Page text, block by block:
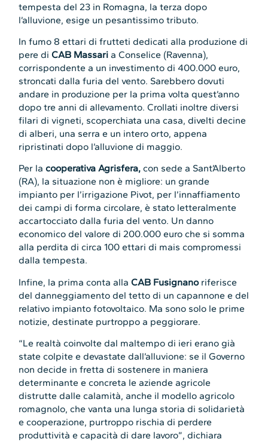
tempesta del 23 in Romagna, la terza dopo
l’alluvione, esige un pesantissimo tributo.
In fumo 8 ettari di frutteti dedicati alla produzione di
pere diCAB Massaria Conselice (Ravenna),
corrispondente a un investimento di 400.000 euro,
stroncati dalla furia del vento. Sarebbero dovuti
andare in produzione per la prima volta quest’anno
dopo tre anni di allevamento. Crollati inoltre diversi
filari di vigneti, scoperchiata una casa, divelti decine
di alberi, una serra e un intero orto, appena
ripristinati dopo l’alluvione di maggio.
Per lacooperativa Agrisfera, con sede a Sant’Alberto
(RA), la situazione non è migliore: un grande
impianto per l’irrigazione Pivot, per l’innaffiamento
dei campi di forma circolare, è stato letteralmente
accartocciato dalla furia del vento. Un danno
economico del valore di 200.000 euro che si somma
alla perdita di circa 100 ettari di mais compromessi
dalla tempesta.
Infine, la prima conta allaCAB Fusignanoriferisce
del danneggiamento del tetto di un capannone e del
relativo impianto fotovoltaico. Ma sono solo le prime
notizie, destinate purtroppo a peggiorare.
“Le realtà coinvolte dal maltempo di ieri erano già
state colpite e devastate dall’alluvione: se il Governo
non decide in fretta di sostenere in maniera
determinante e concreta le aziende agricole
distrutte dalle calamità, anche il modello agricolo
romagnolo, che vanta una lunga storia di solidarietà
e cooperazione, purtroppo rischia di perdere
produttività e capacità di dare lavoro”, dichiara